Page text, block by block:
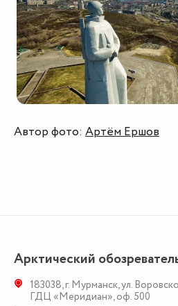
Автор фото: Артём Ершов
Арктический
183038,г. Мурманск,ул.
ГДЦ «Меридиан», оф. 500